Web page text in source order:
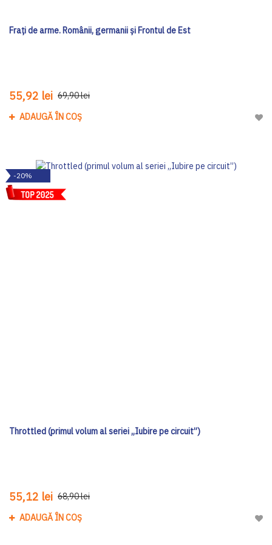
Frați de arme. Românii, germanii și Frontul de Est
55,92 lei 69,90 lei
ADAUGĂ ÎN COȘ
-20%
Throttled (primul volum al seriei „Iubire pe circuit”)
55,12 lei 68,90 lei
ADAUGĂ ÎN COȘ